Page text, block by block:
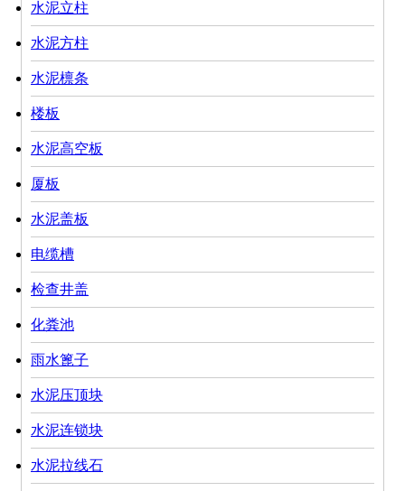
水泥立柱
水泥方柱
水泥檩条
楼板
水泥高空板
厦板
水泥盖板
电缆槽
检查井盖
化粪池
雨水篦子
水泥压顶块
水泥连锁块
水泥拉线石